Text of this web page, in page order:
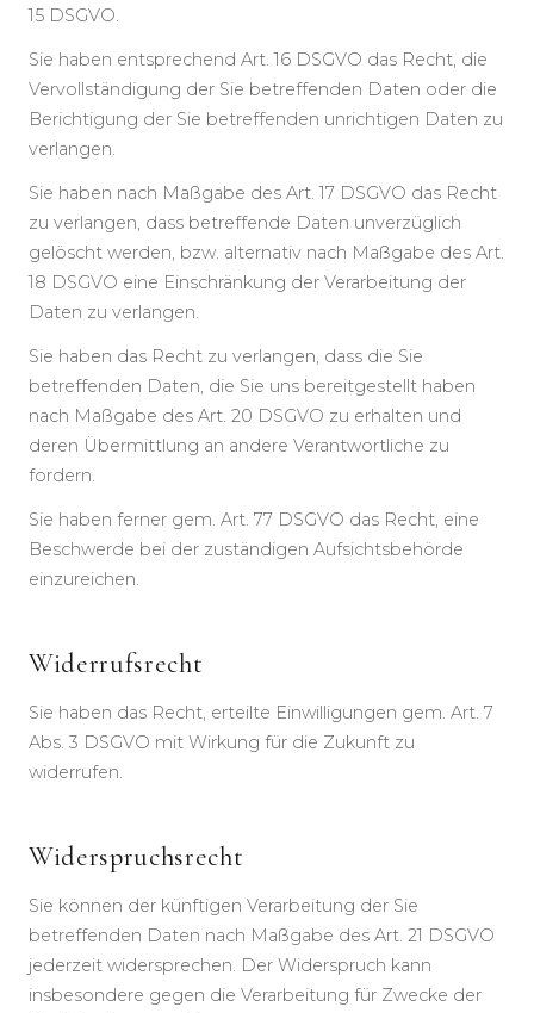
15 DSGVO.
Sie haben entsprechend Art. 16 DSGVO das Recht, die
Vervollständigung der Sie betreffenden Daten oder die
Berichtigung der Sie betreffenden unrichtigen Daten zu
verlangen.
Sie haben nach Maßgabe des Art. 17 DSGVO das Recht
zu verlangen, dass betreffende Daten unverzüglich
gelöscht werden, bzw. alternativ nach Maßgabe des Art.
18 DSGVO eine Einschränkung der Verarbeitung der
Daten zu verlangen.
Sie haben das Recht zu verlangen, dass die Sie
betreffenden Daten, die Sie uns bereitgestellt haben
nach Maßgabe des Art. 20 DSGVO zu erhalten und
deren Übermittlung an andere Verantwortliche zu
fordern.
Sie haben ferner gem. Art. 77 DSGVO das Recht, eine
Beschwerde bei der zuständigen Aufsichtsbehörde
einzureichen.
Widerrufsrecht
Sie haben das Recht, erteilte Einwilligungen gem. Art. 7
Abs. 3 DSGVO mit Wirkung für die Zukunft zu
widerrufen.
Widerspruchsrecht
Sie können der künftigen Verarbeitung der Sie
betreffenden Daten nach Maßgabe des Art. 21 DSGVO
jederzeit widersprechen. Der Widerspruch kann
insbesondere gegen die Verarbeitung für Zwecke der